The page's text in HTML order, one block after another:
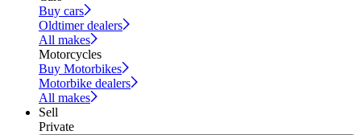
Buy cars
Oldtimer dealers
All makes
Motorcycles
Buy Motorbikes
Motorbike dealers
All makes
Sell
Private